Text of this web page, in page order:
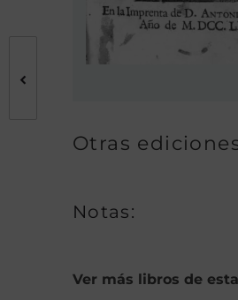
Otras
Notas:
Ver más libros de